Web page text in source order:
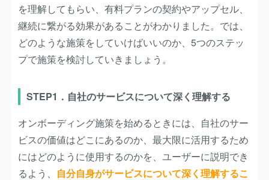
を理解してもらい、有料プランの契約やアップセル、
継続に繋がる効果があることがわかりました。では、
どのような施策をしていけばいいのか、5つのステッ
プで施策を検討していきましょう。
STEP1．自社のサービスについて深く理解する
オンボーディング施策を始めるときには、自社のサー
ビスの価値はどこにあるのか、最大限に活用するため
にはどのように使用するのかを、ユーザーに説明でき
るよう、 自分自身がサービスについて深く理解するこ